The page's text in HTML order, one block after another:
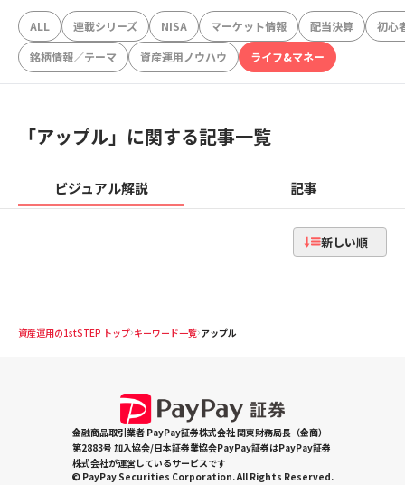
ALL 連載シリーズ NISA マーケット情報 配当決算
初心
銘柄情報／テーマ
資産運用ノウハウ ライフ&マネー
「アップル」に関する記事一覧
ビジュアル解説 記事
新しい順
資産運用の1stSTEP トップ キーワード一覧 アップル
金融商品取引業者 PayPay証券株式会社 関東財務局長（金商）
第2883号 加入協会/日本証券業協会PayPay証券はPayPay証券
株式会社が運営しているサービスです
© PayPay Securities Corporation. All Rights Reserved.